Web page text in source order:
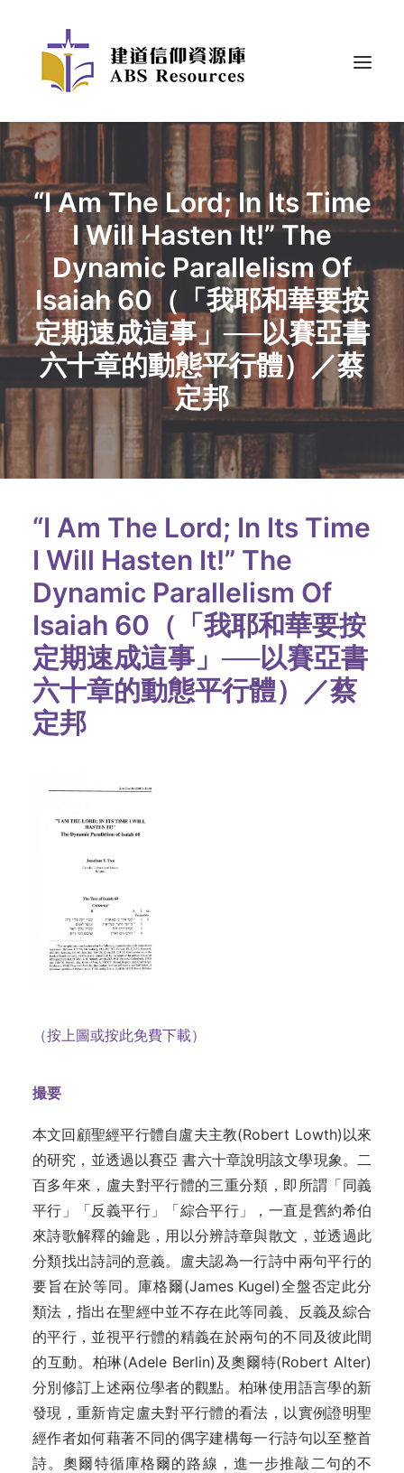
“I Am The Lord; In Its Time
I Will Hasten It!” The
Dynamic Parallelism Of
Isaiah 60（「我耶和華要按
定期速成這事」──以賽亞書
六十章的動態平行體）／蔡
定邦
“I Am The Lord; In Its Time
I Will Hasten It!” The
Dynamic Parallelism Of
Isaiah 60（「我耶和華要按
定期速成這事」──以賽亞書
六十章的動態平行體）／蔡
定邦
（按上圖或按此免費下載）
撮要
本文回顧聖經平行體自盧夫主教(Robert Lowth)以來
的研究，並透過以賽亞 書六十章說明該文學現象。二
百多年來，盧夫對平行體的三重分類，即所謂「同義
平行」「反義平行」「綜合平行」，一直是舊約希伯
來詩歌解釋的鑰匙，用以分辨詩章與散文，並透過此
分類找出詩詞的意義。盧夫認為一行詩中兩句平行的
要旨在於等同。庫格爾(James Kugel)全盤否定此分
類法，指出在聖經中並不存在此等同義、反義及綜合
的平行，並視平行體的精義在於兩句的不同及彼此間
的互動。柏琳(Adele Berlin)及奧爾特(Robert Alter)
分別修訂上述兩位學者的觀點。柏琳使用語言學的新
發現，重新肯定盧夫對平行體的看法，以實例證明聖
經作者如何藉著不同的偶字建構每一行詩句以至整首
詩。奧爾特循庫格爾的路線，進一步推敲二句的不